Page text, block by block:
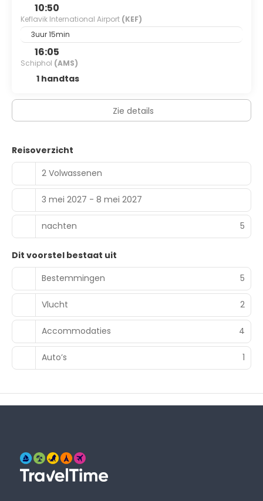
10:50
Keflavik International Airport (KEF)
3uur 15min
16:05
Schiphol (AMS)
1 handtas
Zie details
Reisoverzicht
2 Volwassenen
3 mei 2027 - 8 mei 2027
nachten 5
Dit voorstel bestaat uit
Bestemmingen
5
Vlucht 2
Accommodaties 4
Auto’s 1